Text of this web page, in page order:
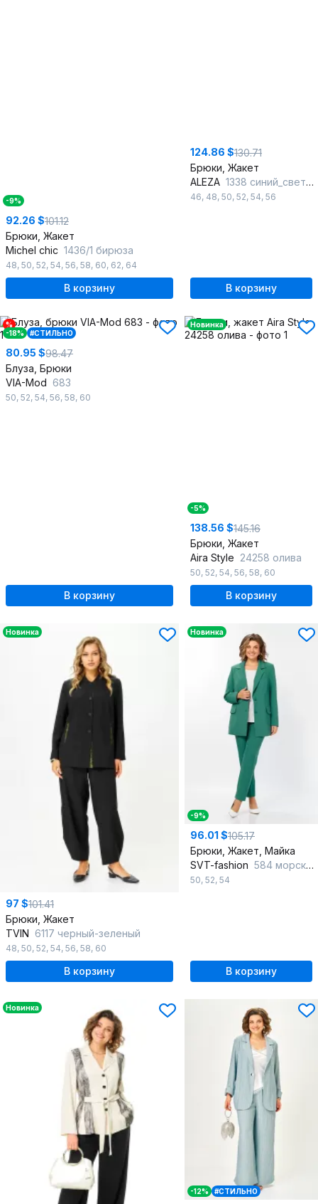
-9%
92.26 $101.12
Брюки, Жакет
Michel chic 1436/1 бирюза
48, 50, 52, 54, 56, 58, 60, 62, 64
В корзину
124.86 $130.71
Брюки, Жакет
ALEZA 1338 синий_светло-серый
46, 48, 50, 52, 54, 56
В корзину
%
-18%
#СТИЛЬНО
80.95 $98.47
Блуза, Брюки
VIA-Mod 683
50, 52, 54, 56, 58, 60
В корзину
Новинка
-5%
138.56 $145.16
Брюки, Жакет
Aira Style 24258 олива
50, 52, 54, 56, 58, 60
В корзину
Новинка
97 $101.41
Брюки, Жакет
TVIN 6117 черный-зеленый
48, 50, 52, 54, 56, 58, 60
В корзину
Новинка
-9%
96.01 $105.17
Брюки, Жакет, Майка
SVT-fashion 584 морской_бриз
50, 52, 54
В корзину
Новинка
-12% #СТИЛЬНО